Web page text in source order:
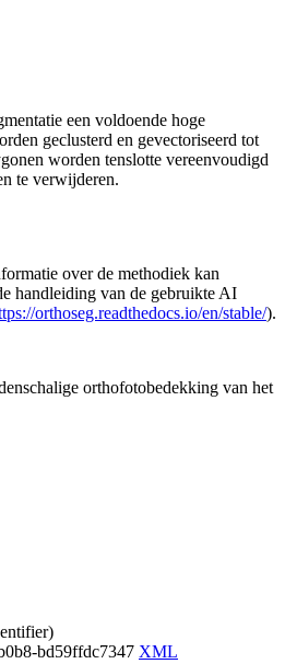
een voldoende hoge
geclusterd en gevectoriseerd tot
worden tenslotte vereenvoudigd
te verwijderen.
over de methodiek kan
handleiding van de gebruikte AI
orthoseg.readthedocs.io/en/stable/).
orthofotobedekking van het
bd59ffdc7347 XML